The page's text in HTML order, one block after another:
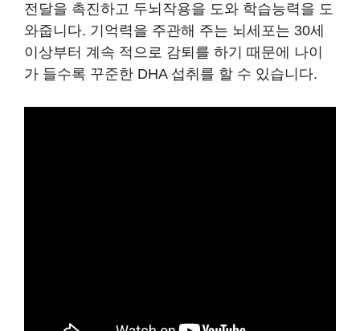
전달을 촉진하고 두뇌작용을 도와 학습능력을 도
와줍니다. 기억력을 주관해 주는 뇌세포는 30세
이상부터 계속 적으로 감퇴를 하기 때문에 나이
가 들수록 꾸준한 DHA 섭취를 할 수 있습니다.